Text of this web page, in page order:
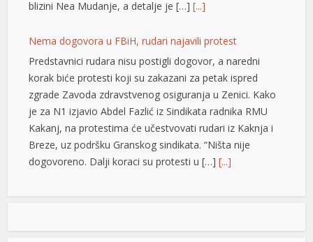
zgrade Zavoda zdravstvenog osiguranja u Zenici. Kako
Kakanj, na protestima će učestvovati rudari iz Kaknja i
Breze, uz podršku Granskog sindikata. “Ništa nije
dogovoreno. Dalji koraci su protesti u […][...]
Uspostavljen saobraćaj na bijeljinskoj obilaznici,
vatrogasci ostaju dežurati
Na bijeljinskoj obilaznici uspostavljen je saobraćaj koji
je bio potpuno obustavljen zbog požara niskog rastinja
rečeno je u policiji. U gašenju požara učestvovalo je
opasnosti da vjetar ponovo razbukta vatru, na terenu će